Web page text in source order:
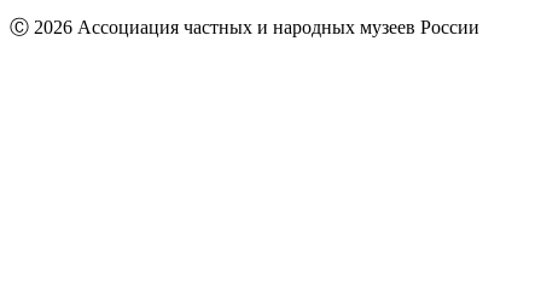
Ⓒ 2026 Ассоциация частных и народных музеев России